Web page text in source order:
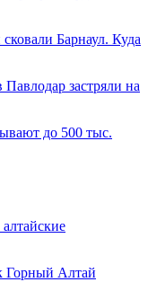
Барнаул. Куда
застряли на
до 500 тыс.
Горный Алтай